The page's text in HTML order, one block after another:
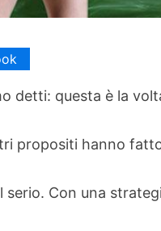
detti: questa è la
propositi hanno
serio. Con una